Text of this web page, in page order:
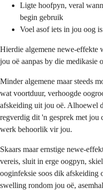
Ligte hoofpyn, veral
begin gebruik
Voel asof iets in jou oog
Hierdie algemene newe-effekte
jou oë aanpas by die medikasie
Minder algemene maar steeds
wat voortduur, verhoogde
afskeiding uit jou oë. Alhoewel
regverdig dit 'n gesprek met jou
werk behoorlik vir jou.
Skaars maar ernstige newe-
vereis, sluit in erge oogpyn,
ooginfeksie soos dik afskeiding
swelling rondom jou oë,